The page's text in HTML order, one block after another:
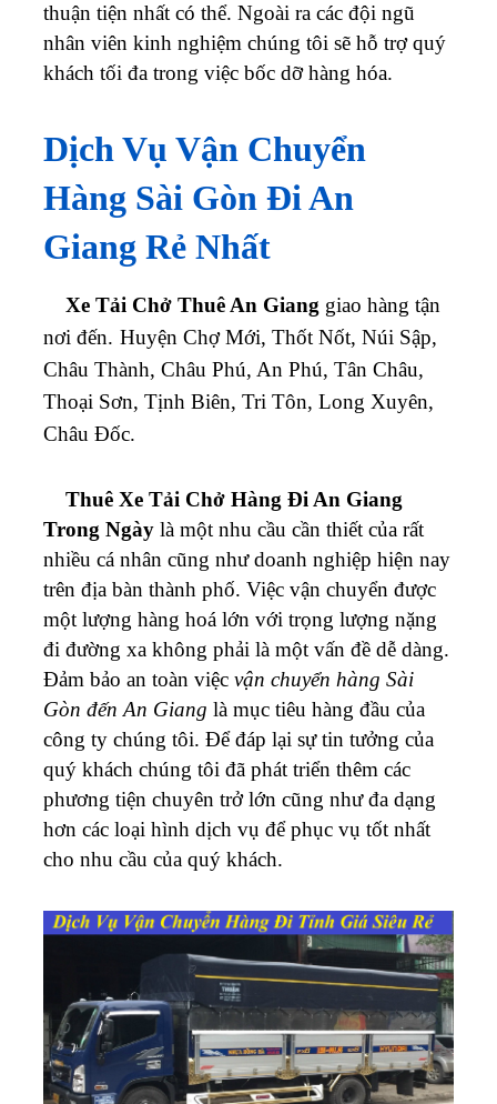
thuận tiện nhất có thể. Ngoài ra các đội ngũ
nhân viên kinh nghiệm chúng tôi sẽ hỗ trợ quý
khách tối đa trong việc bốc dỡ hàng hóa.
Dịch Vụ Vận Chuyển
Hàng Sài Gòn Đi An
Giang Rẻ Nhất
Xe Tải Chở Thuê An Giang giao hàng tận
nơi đến. Huyện Chợ Mới, Thốt Nốt, Núi Sập,
Châu Thành, Châu Phú, An Phú, Tân Châu,
Thoại Sơn, Tịnh Biên, Tri Tôn, Long Xuyên,
Châu Đốc.
Thuê Xe Tải Chở Hàng Đi An Giang
Trong Ngày là một nhu cầu cần thiết của rất
nhiều cá nhân cũng như doanh nghiệp hiện nay
trên địa bàn thành phố. Việc vận chuyển được
một lượng hàng hoá lớn với trọng lượng nặng
đi đường xa không phải là một vấn đề dễ dàng.
Đảm bảo an toàn việc vận chuyển hàng Sài
Gòn đến An Giang là mục tiêu hàng đầu của
công ty chúng tôi. Để đáp lại sự tin tưởng của
quý khách chúng tôi đã phát triển thêm các
phương tiện chuyên trở lớn cũng như đa dạng
hơn các loại hình dịch vụ để phục vụ tốt nhất
cho nhu cầu của quý khách.